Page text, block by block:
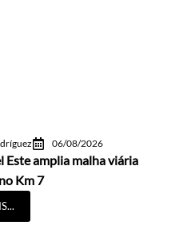
06/08/2026
Este amplia malha viária
Km 7